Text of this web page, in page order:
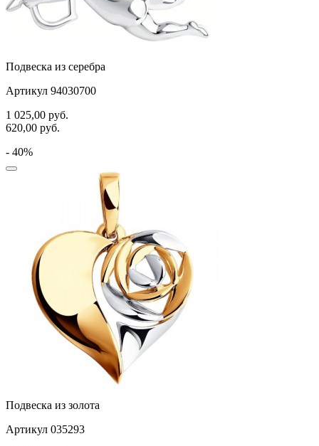
Подвеска из серебра
Артикул 94030700
1 025,00 руб.
620,00 руб.
- 40%
Подвеска из золота
Артикул 035293